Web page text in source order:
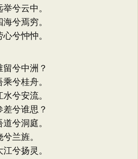
兮云中。
兮焉穷。
兮忡忡。
兮中洲？
兮桂舟。
兮安流。
兮谁思？
兮洞庭。
兰旌。
兮扬灵。